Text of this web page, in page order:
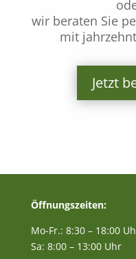
wir beraten Sie
mit
Jetzt
Öffnungszeiten:
Mo-Fr.: 8:30 – 18:00
Sa: 8:00 – 13:00 Uhr